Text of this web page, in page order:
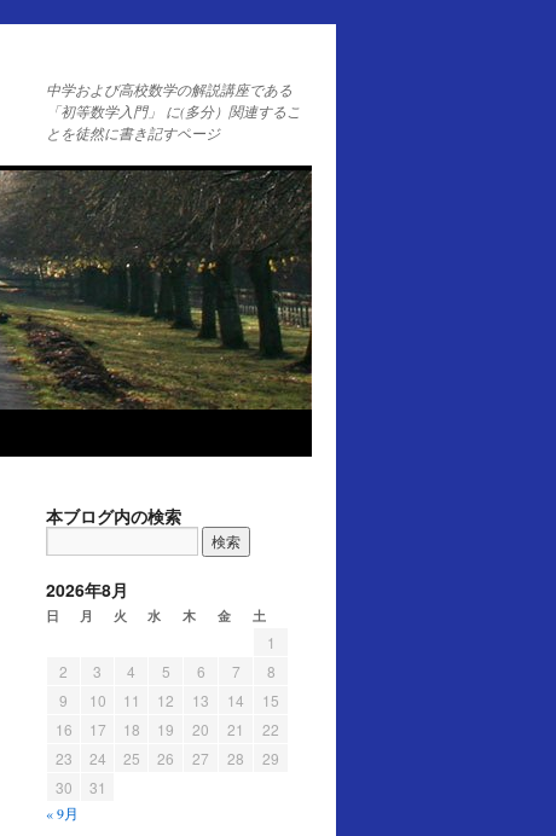
中学および高校数学の解説講座である
「初等数学入門」 に(多分）関連するこ
とを徒然に書き記すページ
本ブログ内の検索
2026年8月
日 月 火 水 木 金 土
1
2
3 4 5 6 7
8
9
10 11 12 13 14
15
16
17 18 19 20 21
22
23
24 25 26 27 28
29
30
31
« 9月